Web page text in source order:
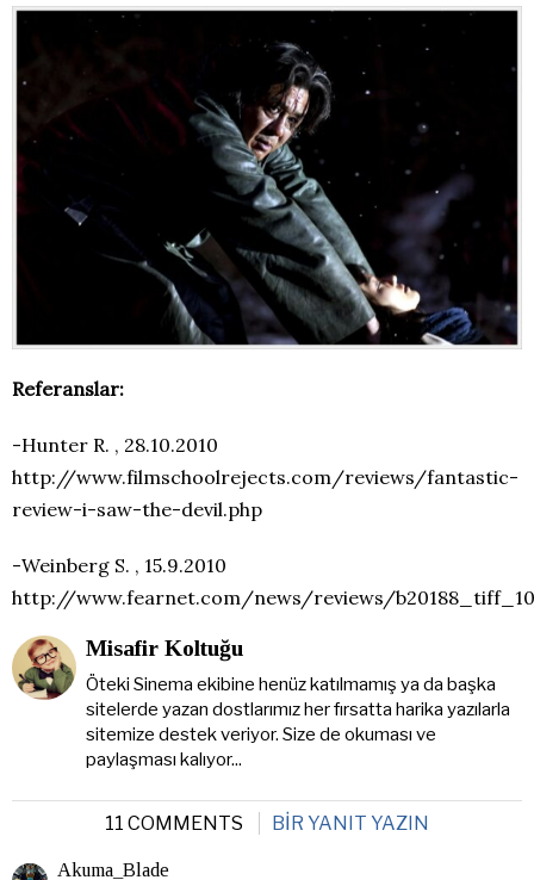
Referanslar:
-Hunter R. , 28.10.2010
http://www.filmschoolrejects.com/reviews/fantastic-
review-i-saw-the-devil.php
-Weinberg S. , 15.9.2010
http://www.fearnet.com/news/reviews/
Misafir Koltuğu
Öteki Sinema ekibine henüz katılmamış ya da başka
sitelerde yazan dostlarımız her fırsatta harika yazılarla
sitemize destek veriyor. Size de okuması ve
paylaşması kalıyor...
11 COMMENTS BIR YANIT YAZIN
Akuma_Blade